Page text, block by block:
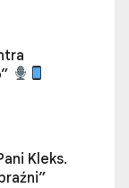
Kleks.